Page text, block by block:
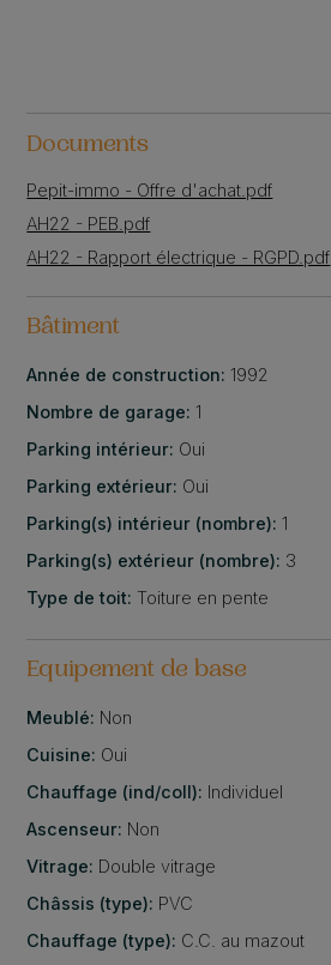
Documents
Pepit-immo - Offre d'achat.pdf
AH22 - PEB.pdf
AH22 - Rapport électrique - RGPD.pdf
Bâtiment
Année de construction: 1992
Nombre de garage: 1
Parking intérieur: Oui
Parking extérieur: Oui
Parking(s) intérieur (nombre): 1
Parking(s) extérieur (nombre): 3
Type de toit: Toiture en pente
Equipement de base
Meublé: Non
Cuisine: Oui
Chauffage (ind/coll): Individuel
Ascenseur: Non
Vitrage: Double vitrage
Châssis (type): PVC
Chauffage (type): C.C. au mazout